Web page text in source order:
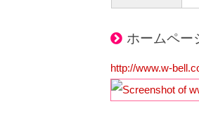
ホームペー
http://www.w-